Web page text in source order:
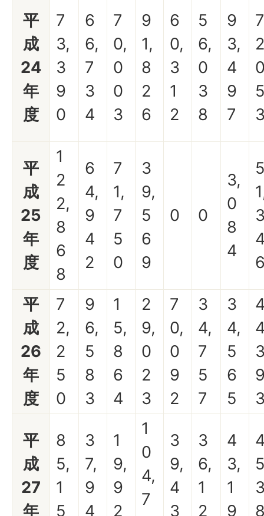
平
成
24
年
度
7
3,
3
9
0
6
6,
7
3
4
7
0,
0
0
3
9
1,
8
2
6
6
0,
3
1
2
5
6,
0
3
8
9
3,
4
9
7
7
平
成
25
年
度
1
2
2,
8
6
8
6
4,
9
4
2
7
1,
7
5
0
3
9,
5
6
9
0 0
3,
0
8
4
平
成
26
年
度
7
2,
2
5
0
9
6,
5
8
3
1
5,
8
6
4
2
9,
0
2
3
7
0,
0
9
2
3
4,
7
5
7
3
4,
5
6
5
平
成
27
年
8
5,
1
5
3
7,
9
4
1
9,
9
2
1
0
4,
7
3
9,
4
3
3
6,
1
2
4
3,
1
9